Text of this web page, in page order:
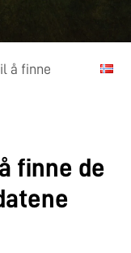
å finne
finne de